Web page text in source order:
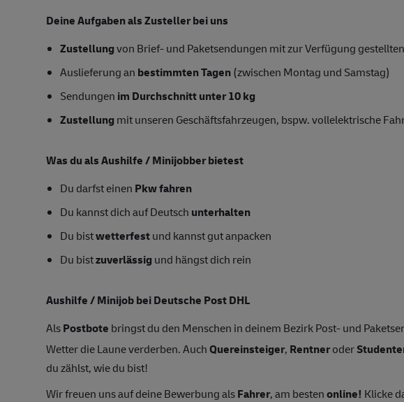
Deine Aufgaben als Zusteller bei uns
Zustellungvon Brief- und Paketsendungen mit zur Verfügung
Auslieferung an bestimmten Tagen(zwischen Montag und Samstag)
Sendungen im Durchschnitt unter 10 kg
Zustellung mit unseren Geschäftsfahrzeugen, bspw. vollelektrische
Was du als Aushilfe / Minijobber bietest
Du darfst einen Pkw fahren
Du kannst dich auf Deutsch unterhalten
Du bistwetterfestund kannst gut anpacken
Du bistzuverlässig und hängst dich rein
Aushilfe / Minijob bei Deutsche Post DHL
AlsPostbote bringst du den Menschen in deinem Bezirk Post- und
Wetter die Laune verderben. AuchQuereinsteiger, Rentneroder
du zählst, wie du bist!
Wir freuen uns auf deine Bewerbung alsFahrer, am bestenonline! Klicke